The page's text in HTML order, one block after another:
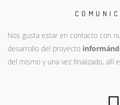
Nos gusta estar en contacto con
desarrollo del proyecto
del mismo y una vez finalizado, allí